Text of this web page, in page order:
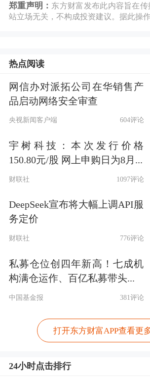
在特朗普赢得美国大选后
6日当日就出现了超3%的
为避险资产在不确定性下
引力减弱，加上之前的超
出现一定幅度回调。
近几日，金价更是回撤到
至跌破了2600美元关口。
13日20:00，报2610美元/
嘉盛集团资深分析师Jerry
称：“金价正在考验2600
支撑，截至周二收盘，金
点（2790.07美元）下跌了
今年最大的回撤幅度。但
水平仍困难重重，强势美
郑重声明： 东方财富发布此内容旨在
站立场无关，不构成投资建议。据此操
热点阅读
网信办对派拓公司在华销售产
品启动网络安全审查
央视新闻客户端 604评论
宇树科技：本次发行价格
150.80元/股 网上申购日为8月...
财联社 1097评论
DeepSeek宣布将大幅上调API服
务定价
财联社 776评论
私募仓位创四年新高！七成机
构满仓运作、百亿私募带头...
中国基金报 381评论
打开东方财富APP查看更
24小时点击排行